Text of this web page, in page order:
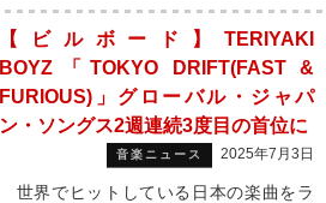
【ビルボード】TERIYAKI
BOYZ「TOKYO DRIFT(FAST &
FURIOUS)」グローバル・ジャパ
ン・ソングス2週連続3度目の首位に
音楽ニュース 2025年7月3日
世界でヒットしている日本の楽曲をラ